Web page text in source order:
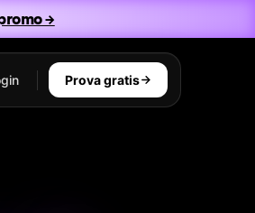
→
Prova gratis